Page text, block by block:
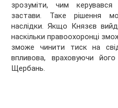
зрозуміти, чим
застави. Таке рішення
наслідки. Якщо Князєв
наскільки правоохоронці
зможе чинити тиск на
впливова, враховуючи
Щербань.